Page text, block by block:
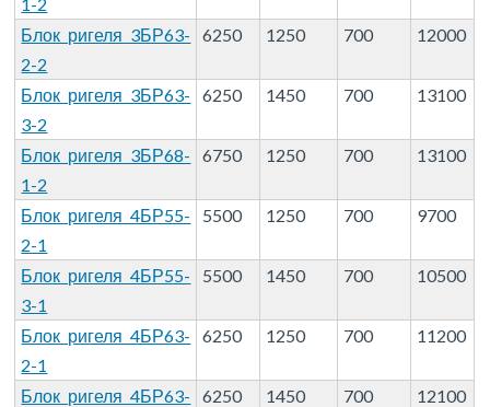
Блок ригеля 3БР63-
2-2
6250 1250 700 12000
Блок ригеля 3БР63-
3-2
6250 1450 700 13100
Блок ригеля 3БР68-
1-2
6750 1250 700 13100
Блок ригеля 4БР55-
2-1
5500 1250 700 9700
Блок ригеля 4БР55-
3-1
5500 1450 700 10500
Блок ригеля 4БР63-
2-1
6250 1250 700 11200
Блок ригеля 4БР63-
6250 1450 700 12100